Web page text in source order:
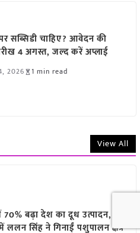
सब्सिडी चाहिए? आवेदन की
4 अगस्त, जल्द करें अप्लाई
2026 1 min read
View All
बढ़ा देश का दूध उत्पादन,
ललन सिंह ने गिनाईं पशुपालन क्षेत्र